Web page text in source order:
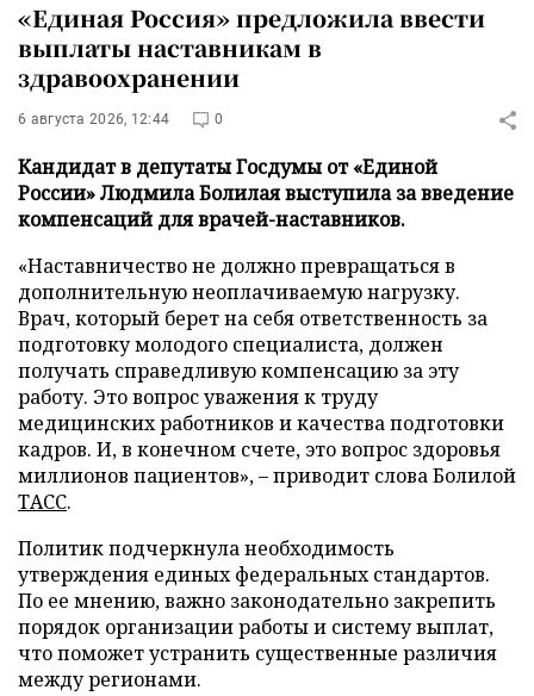
«Единая Россия» предложила ввести
выплаты наставникам в
здравоохранении
6 августа 2026, 12:44 0
Кандидат в депутаты Госдумы от «Единой
России» Людмила Болилая выступила за введение
компенсаций для врачей-наставников.
«Наставничество не должно превращаться в
дополнительную неоплачиваемую нагрузку.
Врач, который берет на себя ответственность за
подготовку молодого специалиста, должен
получать справедливую компенсацию за эту
работу. Это вопрос уважения к труду
медицинских работников и качества подготовки
кадров. И, в конечном счете, это вопрос здоровья
миллионов пациентов», – приводит слова Болилой
ТАСС.
Политик подчеркнула необходимость
утверждения единых федеральных стандартов.
По ее мнению, важно законодательно закрепить
порядок организации работы и систему выплат,
что поможет устранить существенные различия
между регионами.